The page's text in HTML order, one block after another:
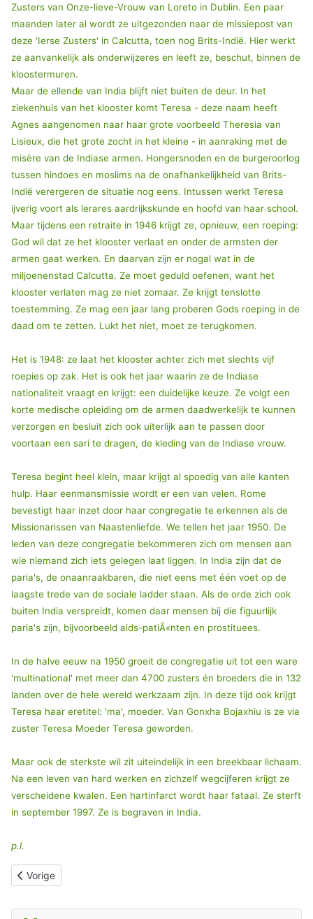
Zusters van Onze-lieve-Vrouw van Loreto in Dublin. Een paar
maanden later al wordt ze uitgezonden naar de missiepost van
deze 'Ierse Zusters' in Calcutta, toen nog Brits-Indië. Hier werkt
ze aanvankelijk als onderwijzeres en leeft ze, beschut, binnen de
kloostermuren.
Maar de ellende van India blijft niet buiten de deur. In het
ziekenhuis van het klooster komt Teresa - deze naam heeft
Agnes aangenomen naar haar grote voorbeeld Theresia van
Lisieux, die het grote zocht in het kleine - in aanraking met de
misère van de Indiase armen. Hongersnoden en de burgeroorlog
tussen hindoes en moslims na de onafhankelijkheid van Brits-
Indië verergeren de situatie nog eens. Intussen werkt Teresa
ijverig voort als lerares aardrijkskunde en hoofd van haar school.
Maar tijdens een retraite in 1946 krijgt ze, opnieuw, een roeping:
God wil dat ze het klooster verlaat en onder de armsten der
armen gaat werken. En daarvan zijn er nogal wat in de
miljoenenstad Calcutta. Ze moet geduld oefenen, want het
klooster verlaten mag ze niet zomaar. Ze krijgt tenslotte
toestemming. Ze mag een jaar lang proberen Gods roeping in de
daad om te zetten. Lukt het niet, moet ze terugkomen.
Het is 1948: ze laat het klooster achter zich met slechts vijf
roepies op zak. Het is ook het jaar waarin ze de Indiase
nationaliteit vraagt en krijgt: een duidelijke keuze. Ze volgt een
korte medische opleiding om de armen daadwerkelijk te kunnen
verzorgen en besluit zich ook uiterlijk aan te passen door
voortaan een sari te dragen, de kleding van de Indiase vrouw.
Teresa begint heel klein, maar krijgt al spoedig van alle kanten
hulp. Haar eenmansmissie wordt er een van velen. Rome
bevestigt haar inzet door haar congregatie te erkennen als de
Missionarissen van Naastenliefde. We tellen het jaar 1950. De
leden van deze congregatie bekommeren zich om mensen aan
wie niemand zich iets gelegen laat liggen. In India zijn dat de
paria's, de onaanraakbaren, die niet eens met één voet op de
laagste trede van de sociale ladder staan. Als de orde zich ook
buiten India verspreidt, komen daar mensen bij die figuurlijk
paria's zijn, bijvoorbeeld aids-patiÃ«nten en prostituees.
In de halve eeuw na 1950 groeit de congregatie uit tot een ware
'multinational' met meer dan 4700 zusters én broeders die in 132
landen over de hele wereld werkzaam zijn. In deze tijd ook krijgt
Teresa haar eretitel: 'ma', moeder. Van Gonxha Bojaxhiu is ze via
zuster Teresa Moeder Teresa geworden.
Maar ook de sterkste wil zit uiteindelijk in een breekbaar lichaam.
Na een leven van hard werken en zichzelf wegcijferen krijgt ze
verscheidene kwalen. Een hartinfarct wordt haar fataal. Ze sterft
in september 1997. Ze is begraven in India.
p.l.
Vorig artikel: BONIFATIUS, missionaris van Nederland
Vorige